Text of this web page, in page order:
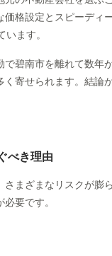
格設定とスピーディ
ます。
碧南市を離れて数年
寄せられます。結論
べき理由
さまざまなリスクが
要です。